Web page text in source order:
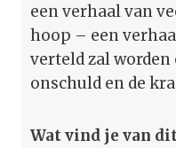
een verhaal van
hoop – een
verteld zal worden
onschuld en de
Wat vind je van